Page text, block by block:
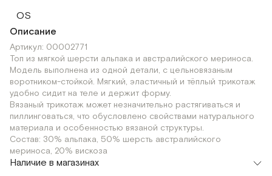
OS
Описание
Артикул: 00002771
Топ из мягкой шерсти альпака и австралийского мериноса.
Модель выполнена из одной детали, с цельновязаным
воротником-стойкой. Мягкий, эластичный и тёплый трикотаж
удобно сидит на теле и держит форму.
Вязаный трикотаж может незначительно растягиваться и
пиллинговаться, что обусловлено свойствами натурального
материала и особенностью вязаной структуры.
Состав: 30% альпака, 50% шерсть австралийского
мериноса, 20% вискоза
Наличие в магазинах